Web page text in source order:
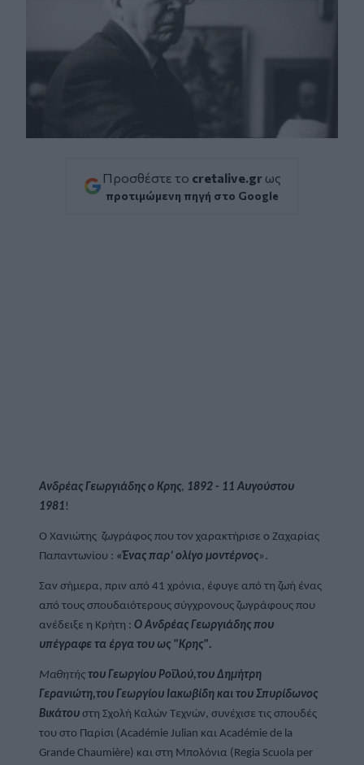
Προσθέστε το cretalive.gr ως
προτιμώμενη πηγή στο Google
Ανδρέας Γεωργιάδης ο Κρης, 1892 - 11 Αυγούστου
1981 !
O Χανιώτης  ζωγράφος που τον χαρακτήρισε ο Ζαχαρίας
Παπαντωνίου : «Ένας παρ’ ολίγο μοντέρνος».
Σαν σήμερα, πριν από 41 χρόνια, έφυγε από τη ζωή ένας
από τους σπουδαιότερους σύγχρονους ζωγράφους που
ανέδειξε η Κρήτη : O Ανδρέας Γεωργιάδης που
υπέγραφε τα έργα του ως "Κρης".
Μαθητής του Γεωργίου Ροϊλού,του Δημήτρη
Γερανιώτη,του Γεωργίου Ιακωβίδη και του Σπυρίδωνος
Βικάτου στη Σχολή Καλών Τεχνών, συνέχισε τις σπουδές
του στο Παρίσι (Académie Julian και Académie de la
Grande Chaumière) και στη Μπολόνια (Regia Scuola per